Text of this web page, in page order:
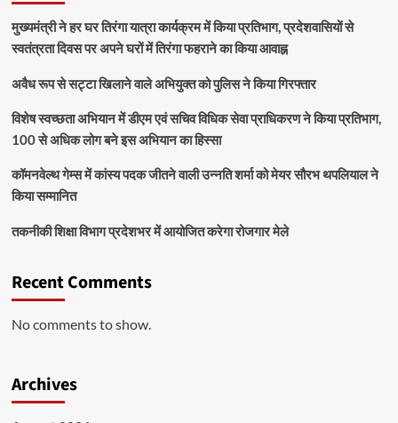
मुख्यमंत्री ने हर घर तिरंगा यात्रा कार्यक्रम में किया प्रतिभाग, प्रदेशवासियों से
स्वतंत्रता दिवस पर अपने घरों में तिरंगा फहराने का किया आवाह्न
अवैध रूप से सट्टा खिलाने वाले अभियुक्त को पुलिस ने किया गिरफ्तार
विशेष स्वच्छता अभियान में डीएम एवं सचिव विधिक सेवा प्राधिकरण ने किया प्रतिभाग,
100 से अधिक लोग बने इस अभियान का हिस्सा
कॉमनवेल्थ गेम्स में कांस्य पदक जीतने वाली उन्नति शर्मा को मेयर सौरभ थपलियाल ने
किया सम्मानित
तकनीकी शिक्षा विभाग प्रदेशभर में आयोजित करेगा रोजगार मेले
Recent Comments
No comments to show.
Archives